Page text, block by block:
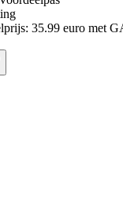
35.99 euro met